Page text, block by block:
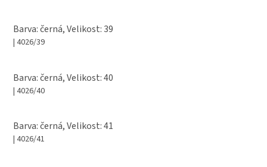
Barva: černá, Velikost: 39
| 4026/39
Barva: černá, Velikost: 40
| 4026/40
Barva: černá, Velikost: 41
| 4026/41